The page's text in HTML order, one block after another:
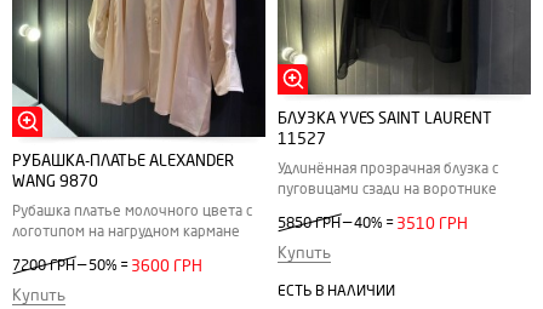
РУБАШКА-ПЛАТЬЕ ALEXANDER
WANG 9870
Рубашка платье молочного цвета с
логотипом на нагрудном кармане
7200 ГРН — 50% = 3600 ГРН
Купить
БЛУЗКА YVES SAINT LAURENT
11527
Удлинённая прозрачная блузка с
пуговицами сзади на воротнике
5850 ГРН—40% = 3510 ГРН
Купить
ЕСТЬ В НАЛИЧИИ